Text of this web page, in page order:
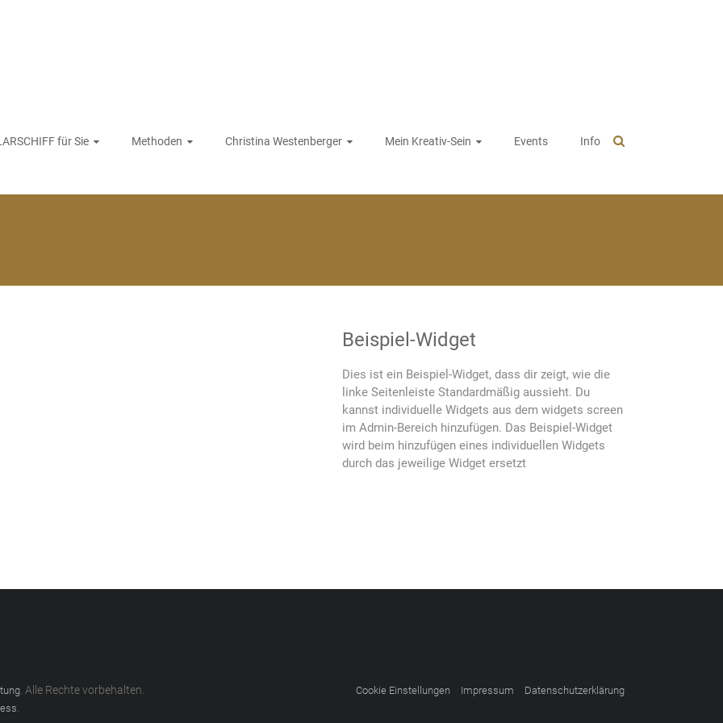
für Sie Methoden Christina Westenberger Mein Kreativ-Sein Events Info
Beispiel-Widget
Dies ist ein Beispiel-Widget, dass dir zeigt, wie die
linke Seitenleiste Standardmäßig aussieht. Du
kannst individuelle Widgets aus dem widgets screen
im Admin-Bereich hinzufügen. Das Beispiel-Widget
wird beim hinzufügen eines individuellen Widgets
durch das jeweilige Widget ersetzt
. Alle Rechte vorbehalten.
Cookie Einstellungen Impressum Datenschutzerklärung